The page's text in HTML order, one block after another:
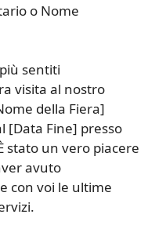
o Nome
sentiti
visita al nostro
della Fiera]
[Data Fine] presso
stato un vero piacere
avuto
con voi le ultime